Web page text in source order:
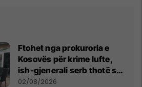
Ftohet nga prokuroria e
Kosovës për krime lufte,
ish-gjenerali serb thotë se
dikush e tradhtoi në
02/08/2026